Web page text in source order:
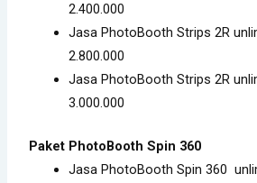
2.400.000
Jasa PhotoBooth Strips 2R
2.800.000
Jasa PhotoBooth Strips 2R
3.000.000
Paket PhotoBooth Spin 360
Jasa PhotoBooth Spin 360